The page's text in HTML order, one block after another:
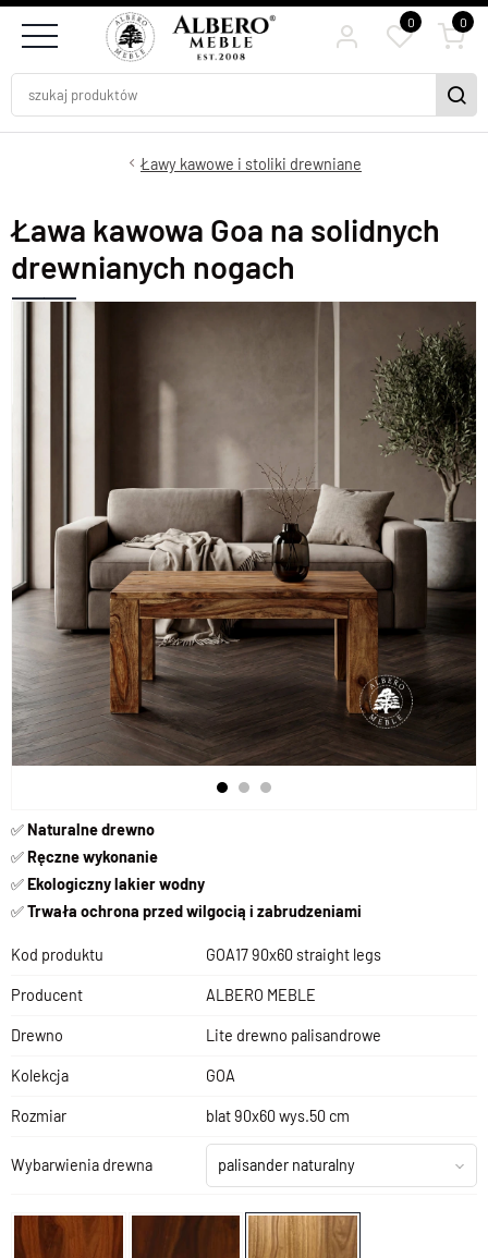
0 0
Ławy kawowe i stoliki drewniane
Ława kawowa Goa na solidnych
drewnianych nogach
✅Naturalne drewno
✅Ręczne wykonanie
✅Ekologiczny lakier wodny
✅Trwała ochrona przed wilgocią i zabrudzeniami
Kod produktu GOA17 90x60 straight legs
Producent ALBERO MEBLE
Drewno Lite drewno palisandrowe
Kolekcja GOA
Rozmiar blat 90x60 wys.50 cm
Wybarwienia drewna palisander naturalny